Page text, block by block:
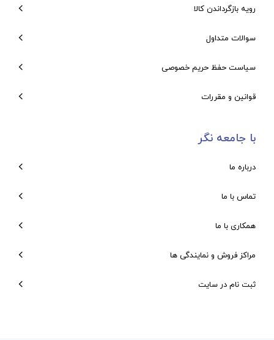
رویه بازگرداندن کالا
سوالات متداول
سیاست حفظ حریم خصوصی
قوانین و مقررات
با جامعه نگر
درباره ما
تماس با ما
همکاری با ما
مراکز فروش و نمایندگی ها
ثبت نام در سایت